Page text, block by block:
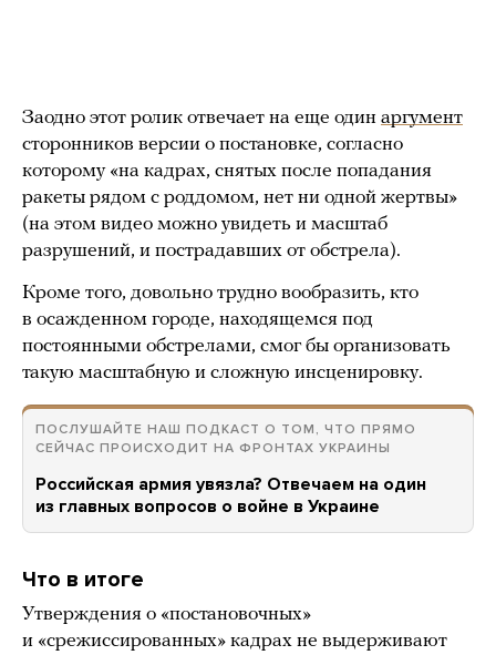
Заодно этот ролик отвечает на еще один аргумент
сторонников версии о постановке, согласно
которому «на кадрах, снятых после попадания
ракеты рядом с роддомом, нет ни одной жертвы»
(на этом видео можно увидеть и масштаб
разрушений, и пострадавших от обстрела).
Кроме того, довольно трудно вообразить, кто
в осажденном городе, находящемся под
постоянными обстрелами, смог бы организовать
такую масштабную и сложную инсценировку.
ПОСЛУШАЙТЕ НАШ ПОДКАСТ О ТОМ, ЧТО ПРЯМО
СЕЙЧАС ПРОИСХОДИТ НА ФРОНТАХ УКРАИНЫ
Российская армия увязла? Отвечаем на один
из главных вопросов о войне в Украине
Что в итоге
Утверждения о «постановочных»
и «срежиссированных» кадрах не выдерживают